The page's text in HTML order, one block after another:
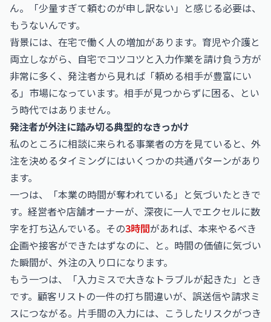
ん。「少量すぎて頼むのが申し訳ない」と感じる必要は、
もうないんです。
背景には、在宅で働く人の増加があります。育児や介護と
両立しながら、自宅でコツコツと入力作業を請け負う方が
非常に多く、発注者から見れば「頼める相手が豊富にい
る」市場になっています。相手が見つからずに困る、とい
う時代ではありません。
発注者が外注に踏み切る典型的なきっかけ
私のところに相談に来られる事業者の方を見ていると、外
注を決めるタイミングにはいくつかの共通パターンがあり
ます。
一つは、「本業の時間が奪われている」と気づいたときで
す。経営者や店舗オーナーが、深夜に一人でエクセルに数
字を打ち込んでいる。その3時間があれば、本来やるべき
企画や接客ができたはずなのに、と。時間の価値に気づい
た瞬間が、外注の入り口になります。
もう一つは、「入力ミスで大きなトラブルが起きた」とき
です。顧客リストの一件の打ち間違いが、誤送信や請求ミ
スにつながる。片手間の入力には、こうしたリスクがつき